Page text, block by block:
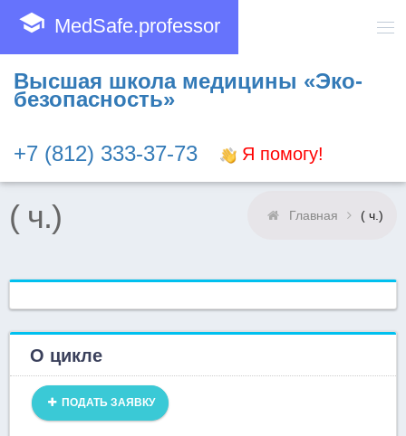
school MedSafe.professor
Высшая школа медицины «Эко-
безопасность»
+7 (812) 333-37-73 Я помогу!
( ч.) Главная ( ч.)
О цикле
ПОДАТЬ ЗАЯВКУ